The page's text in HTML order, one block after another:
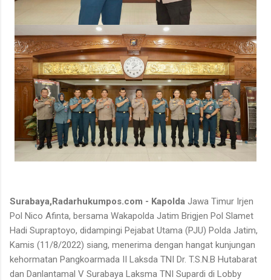
Surabaya,Radarhukumpos.com - Kapolda Jawa Timur Irjen
Pol Nico Afinta, bersama Wakapolda Jatim Brigjen Pol Slamet
Hadi Supraptoyo, didampingi Pejabat Utama (PJU) Polda Jatim,
Kamis (11/8/2022) siang, menerima dengan hangat kunjungan
kehormatan Pangkoarmada II Laksda TNI Dr. T.S.N.B Hutabarat
dan Danlantamal V Surabaya Laksma TNI Supardi di Lobby